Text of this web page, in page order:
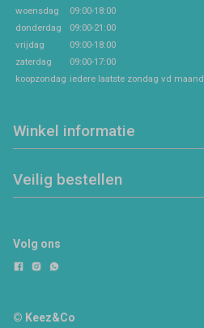
woensdag
09:00-18:00
donderdag
09:00-21:00
vrijdag
09:00-18:00
zaterdag
09:00-17:00
koopzondag iedere laatste zondag vd maand
Winkel informatie
Veilig bestellen
Volg ons
© Keez&Co